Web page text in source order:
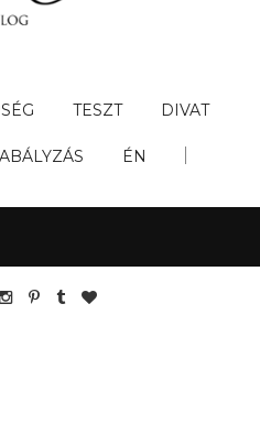
TESZT DIVAT
ÉN